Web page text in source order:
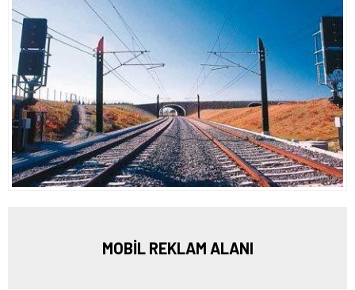
MOBİL REKLAM ALANI